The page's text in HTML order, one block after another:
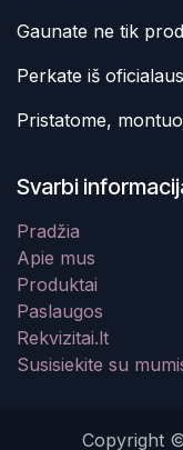
Gaunate ne tik
Perkate iš
Pristatome,
Svarbi
Pradžia
Apie mus
Produktai
Paslaugos
Rekvizitai.lt
Susisiekite su
Copyright